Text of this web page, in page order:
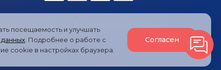
посещаемость и улучшать
. Подробнее о работе с
cookie в настройках браузера.
Согласен
Туры в Териберку Рыболовные туры в Сибири
Туры с рыбалкой на Кавказ
в Домбай в марте Рыболовные туры в Архыз